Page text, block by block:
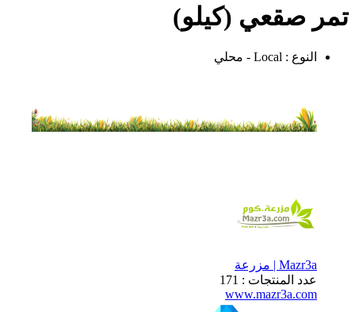
تمر صقعي (كيلو)
النوع : Local - محلي
Mazr3a | مزرعة
عدد المنتجات : 171
www.mazr3a.com